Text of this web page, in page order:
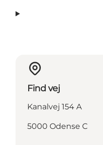
Find vej
Kanalvej 154 A
5000 Odense C